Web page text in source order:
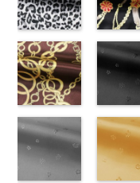
d.、
DOLCELABY、
JEANNE、
LUNAMARY、
LUNAMARY
ラージサイ
Macolina、
NUDE、
pinkywolman
d.、
ラージサ
NUDE、
content/uploads/2013/08/
777 ピンク
ステル100％
CHARALIST、
d.、
DOLCELABY、
JEANNE、
LUNAMARY、
LUNAMARY
ラージサイ
55-B/UN)
http://
55-b.jpg
ブラウ
レオパ
100％
6000
グレー
(KKP1092-
55-C/UN)
http://www.anys.co.jp/wp-
55-c.jpg
KKP1092-55-
グレー
オパード柄
ト柄ブ
137-D/UN)
http://
137-d.jpg
137-D ブ
チェ
ラウン
(KKP21090-
145-B/UN)
http://www.anys.co.jp/wp-
(AK203-
55/LT)
http://
content/